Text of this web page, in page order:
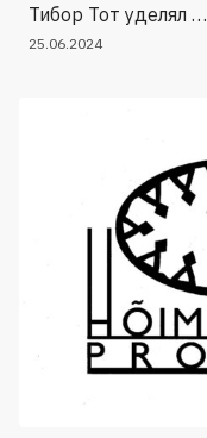
Тибор Тот уделял …
25.06.2024